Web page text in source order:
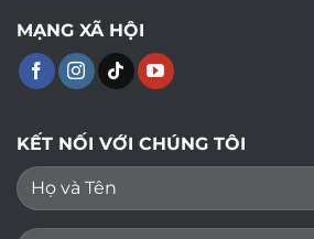
MẠNG XÃ HỘI
KẾT NỐI VỚI CHÚNG TÔI